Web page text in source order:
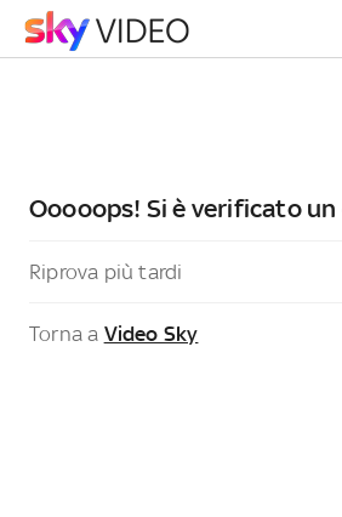
Ooooops! Si è verificato
Riprova più tardi
Torna a Video Sky